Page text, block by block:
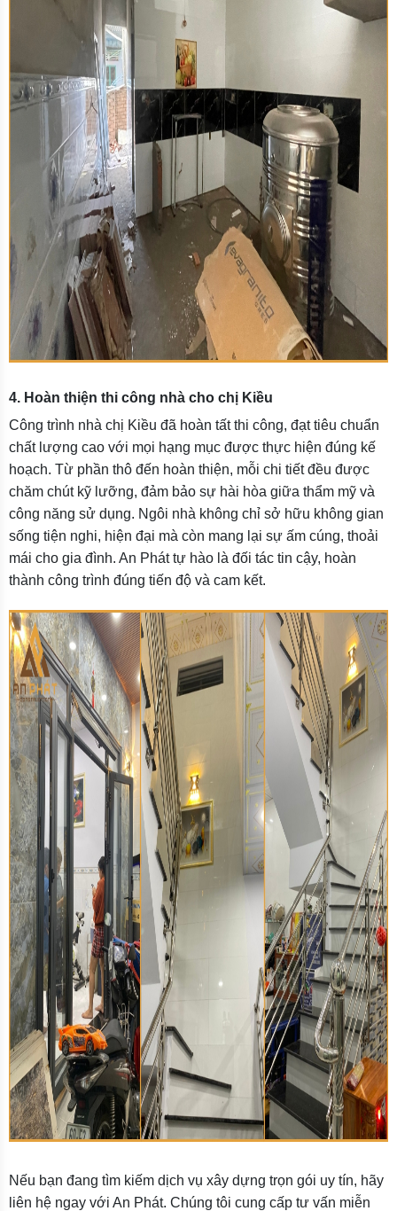
4. Hoàn thiện thi công nhà cho chị Kiều
Công trình nhà chị Kiều đã hoàn tất thi công, đạt tiêu chuẩn
chất lượng cao với mọi hạng mục được thực hiện đúng kế
hoạch. Từ phần thô đến hoàn thiện, mỗi chi tiết đều được
chăm chút kỹ lưỡng, đảm bảo sự hài hòa giữa thẩm mỹ và
công năng sử dụng. Ngôi nhà không chỉ sở hữu không gian
sống tiện nghi, hiện đại mà còn mang lại sự ấm cúng, thoải
mái cho gia đình. An Phát tự hào là đối tác tin cậy, hoàn
thành công trình đúng tiến độ và cam kết.
Nếu bạn đang tìm kiếm dịch vụ xây dựng trọn gói uy tín, hãy
liên hệ ngay với An Phát. Chúng tôi cung cấp tư vấn miễn